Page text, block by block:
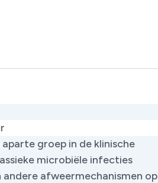
groep in de klinische
microbiële infecties
afweermechanismen op